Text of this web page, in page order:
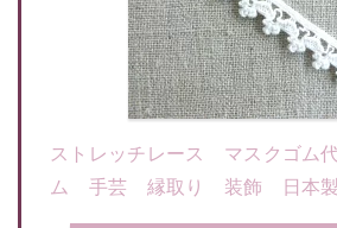
ストレッチレース マスクゴム
ム 手芸 縁取り 装飾 日本製